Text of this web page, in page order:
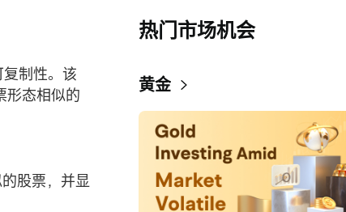
制性。该
形态相似的
股票，并显
热门市场机会
黄金